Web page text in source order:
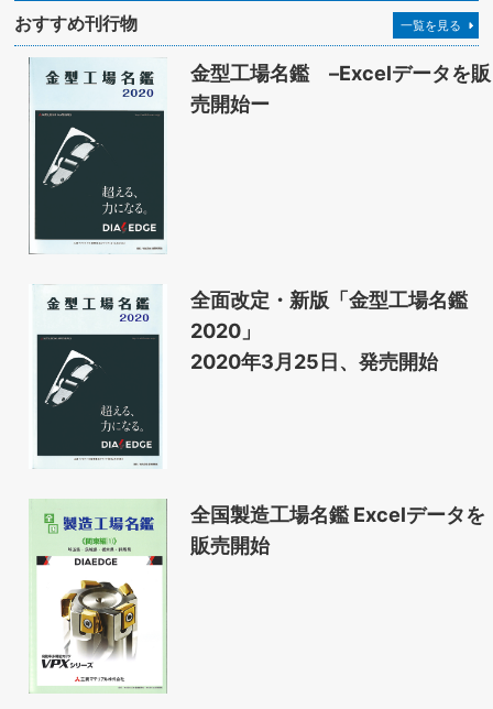
おすすめ刊行物 一覧を見る
金型工場名鑑 –Excelデータを販
売開始ー
全面改定・新版「金型工場名鑑
2020」
2020年3月25日、発売開始
全国製造工場名鑑 Excelデータを
販売開始